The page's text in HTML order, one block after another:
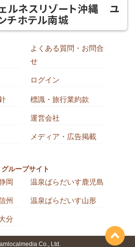
ルネスリゾート沖縄 ユ
チホテル南城
よくある質問・お問合
せ
ログイン
標識・旅行業約款
運営会社
メディア・広告掲載
グループサイト
岡 温泉ぱらだいす鹿児島
州 温泉ぱらだいす山形
分
Co., Ltd.